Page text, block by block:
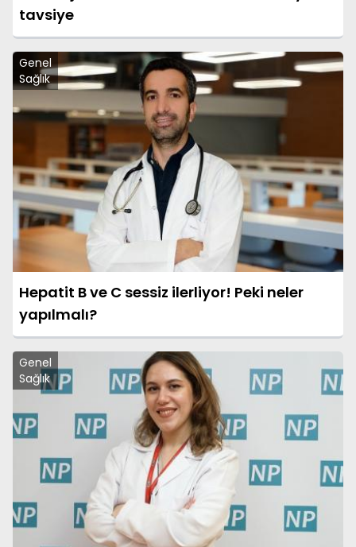
tavsiye
Genel
Sağlık
Hepatit B ve C sessiz ilerliyor! Peki neler
yapılmalı?
Genel
Sağlık